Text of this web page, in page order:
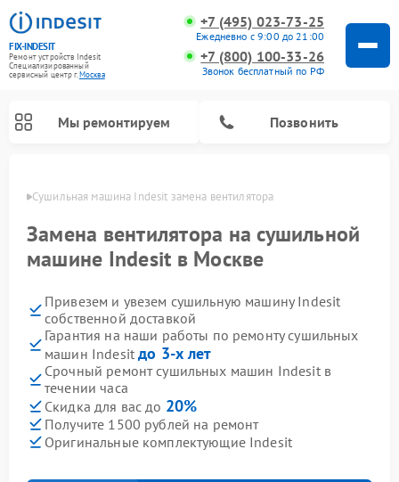
FIX-INDESIT
Ремонт устройств Indesit
Специализированный
cервисный центр г.Москва
+7 (495) 023-73-25
Ежедневно с 9:00 до 21:00
+7 (800) 100-33-26
Звонок бесплатный по РФ
Мы ремонтируем Позвонить
Сушильная машина Indesit замена вентилятора
Замена вентилятора на сушильной
машине Indesit в Москве
Привезем и увезем сушильную машину Indesit
собственной доставкой
Гарантия на наши работы по ремонту сушильных
машин Indesitдо 3-х лет
Срочный ремонт сушильных машин Indesit в
течении часа
Скидка для вас до 20%
Получите 1500 рублей на ремонт
Оригинальные комплектующие Indesit